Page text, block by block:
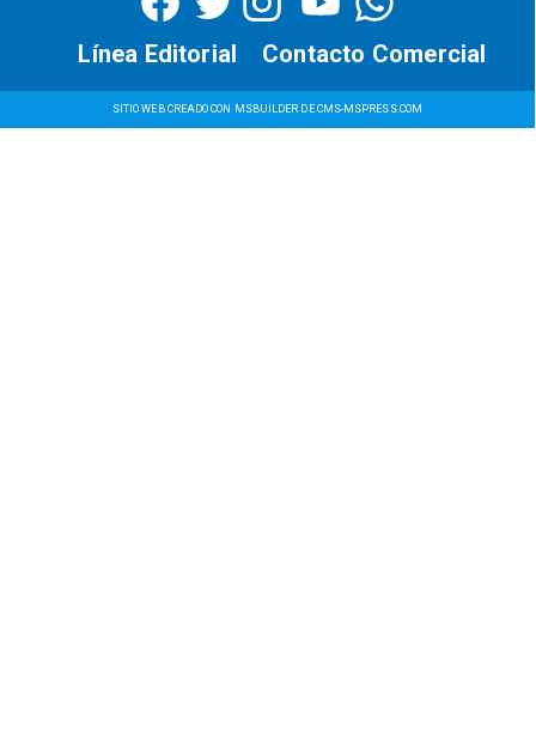
SITIO WEB CREADO CON MSBUILDER DE CMS-MSPRESS.COM
Contacto Comercial
Línea Editorial